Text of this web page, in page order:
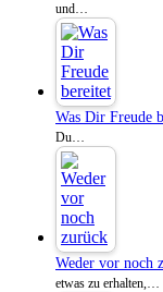
und…
Was Dir Freude
Du…
Weder vor noch
etwas zu erhalten,…